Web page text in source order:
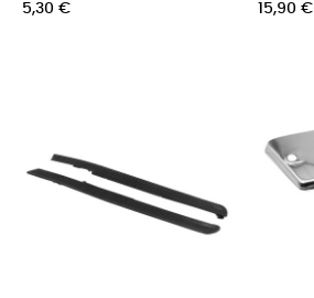
5,30 € 15,90 €